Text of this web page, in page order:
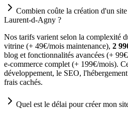
Combien coûte la création d'un
Laurent-d-Agny ?
Nos tarifs varient selon la complexité
vitrine (+ 49€/mois maintenance), 2
blog et fonctionnalités avancées (+
e-commerce complet (+ 199€/mois).
développement, le SEO,
frais cachés.
Quel est le délai pour créer mon